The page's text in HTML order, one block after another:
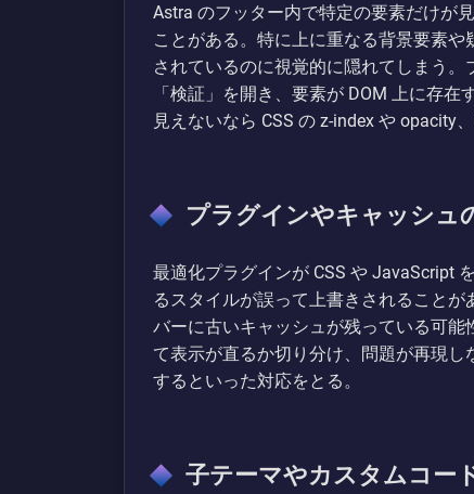
Astra のフッター内で特定の要素だけが
ことがある。特に上に重なる背景要素
されているのに視覚的に隠れてしまう
「検証」を開き、要素が DOM 上に存
見えないなら CSS の z-index や opacity
プラグインやキャッシュ
最適化プラグインが CSS や JavaScript
るスタイルが誤って上書きされること
バーに古いキャッシュが残っている可
て表示が直るか切り分け、問題が再現し
するといった対応をとる。
子テーマやカスタムコー